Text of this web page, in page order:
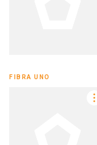
FIBRA UNO